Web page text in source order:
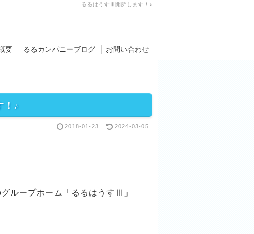
るるはうすⅢ開所します！♪
要 るるカンパニーブログ お問い合わせ
！♪
2018-01-23 2024-03-05
ループホーム「るるはうすⅢ」